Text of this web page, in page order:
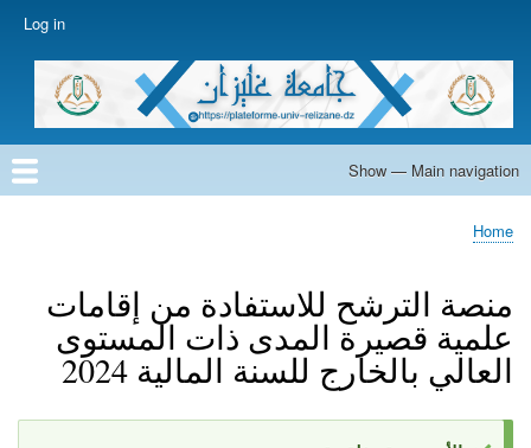
main
content
account
menu
Log in
Main
Show — Main navigation
Home
Breadcrumb
Home
منصة الترشح للاستفادة من إقامات
علمية قصيرة المدى ذات المستوى
العالي بالخارج للسنة المالية 2024